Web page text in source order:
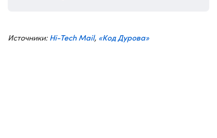
Источники:Hi-Tech Mail, «Код Дурова»